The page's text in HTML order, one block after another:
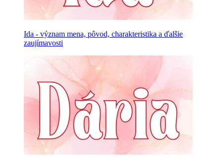
Ida - význam mena, pôvod, charakteristika a ďalšie
zaujímavosti